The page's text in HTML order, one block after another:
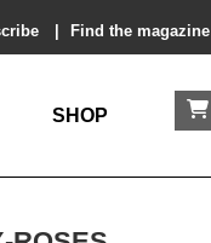
Find the magazine
SHOP